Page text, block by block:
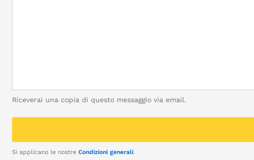
Riceverai una copia di questo messaggio via email.
Si applicano le nostre Condizioni generali.